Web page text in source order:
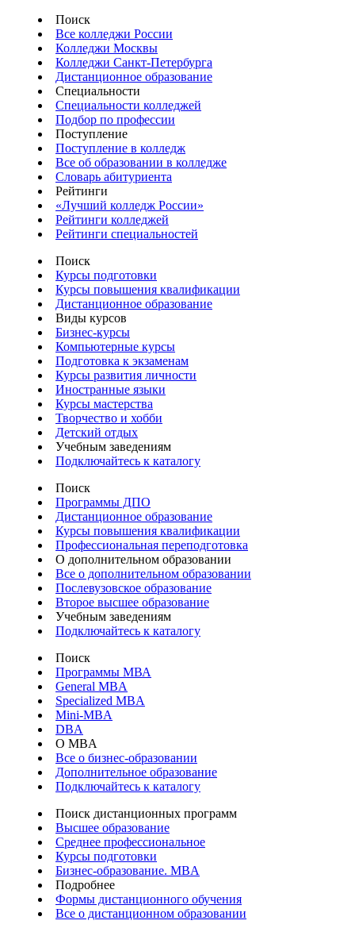
Поиск
Все колледжи России
Колледжи Москвы
Колледжи Санкт-Петербурга
Дистанционное образование
Специальности
Специальности колледжей
Подбор по профессии
Поступление
Поступление в колледж
Все об образовании в колледже
Словарь абитуриента
Рейтинги
«Лучший колледж России»
Рейтинги колледжей
Рейтинги специальностей
Поиск
Курсы подготовки
Курсы повышения квалификации
Дистанционное образование
Виды курсов
Бизнес-курсы
Компьютерные курсы
Подготовка к экзаменам
Курсы развития личности
Иностранные языки
Курсы мастерства
Творчество и хобби
Детский отдых
Учебным заведениям
Подключайтесь к каталогу
Поиск
Программы ДПО
Дистанционное образование
Курсы повышения квалификации
Профессиональная переподготовка
О дополнительном образовании
Все о дополнительном образовании
Послевузовское образование
Второе высшее образование
Учебным заведениям
Подключайтесь к каталогу
Поиск
Программы МВА
General MBA
Specialized MBA
Mini-MBA
DBA
О MBA
Все о бизнес-образовании
Дополнительное образование
Подключайтесь к каталогу
Поиск дистанционных программ
Высшее образование
Среднее профессиональное
Курсы подготовки
Бизнес-образование. MBA
Подробнее
Формы дистанционного обучения
Все о дистанционном образовании